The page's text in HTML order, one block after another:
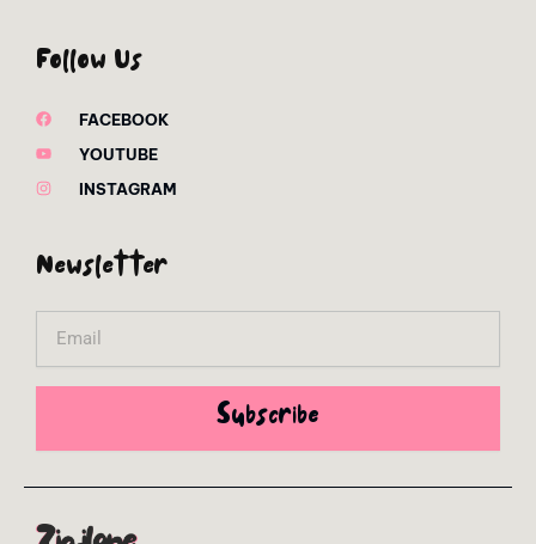
Follow Us
FACEBOOK
YOUTUBE
INSTAGRAM
Newsletter
Subscribe